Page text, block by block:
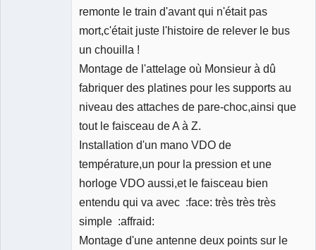
remonte le train d'avant qui n'était pas
mort,c'était juste l'histoire de relever le bus
un chouilla !
Montage de l'attelage où Monsieur à dû
fabriquer des platines pour les supports au
niveau des attaches de pare-choc,ainsi que
tout le faisceau de A à Z.
Installation d'un mano VDO de
température,un pour la pression et une
horloge VDO aussi,et le faisceau bien
entendu qui va avec :face: très très très
simple :affraid:
Montage d'une antenne deux points sur le